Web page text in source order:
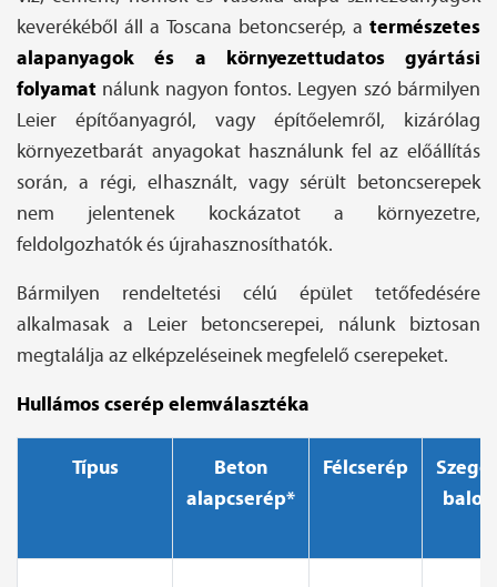
keverékéből áll a Toscana betoncserép, a természetes
alapanyagok és a környezettudatos gyártási
folyamat nálunk nagyon fontos. Legyen szó bármilyen
Leier építőanyagról, vagy építőelemről, kizárólag
környezetbarát anyagokat használunk fel az előállítás
során, a régi, elhasznált, vagy sérült betoncserepek
nem jelentenek kockázatot a környezetre,
feldolgozhatók és újrahasznosíthatók.
Bármilyen rendeltetési célú épület tetőfedésére
alkalmasak a Leier betoncserepei, nálunk biztosan
megtalálja az elképzeléseinek megfelelő cserepeket.
Hullámos cserép elemválasztéka
Típus
Beton
alapcserép*
Félcserép